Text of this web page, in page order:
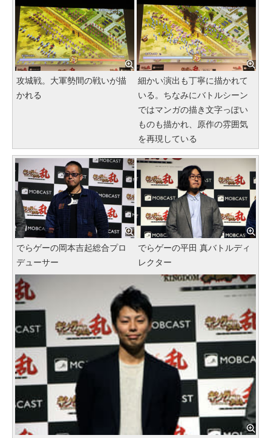
攻城戦。大軍勢間の戦いが描
かれる
細かい演出も丁寧に描かれて
いる。ちなみにバトルシーン
ではマンガの描き文字っぽい
ものも描かれ、原作の雰囲気
を再現している
でらゲーの岡本吉起総合プロ
デューサー
でらゲーの平田 真バトルディ
レクター